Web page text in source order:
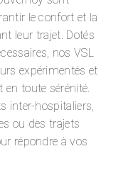
le confort et la
leur trajet. Dotés
nos VSL
expérimentés et
toute sérénité.
inter-hospitaliers,
ou des trajets
répondre à vos